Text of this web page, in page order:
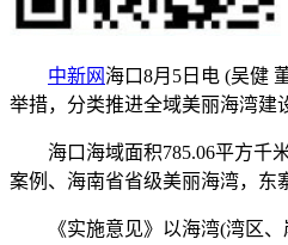
中新网 海口8月5日电 (吴健
举措，分类推进全域美丽海湾建
海口海域面积785.06平方千米
案例、海南省省级美丽海湾，东
《实施意见》以海湾(湾区、